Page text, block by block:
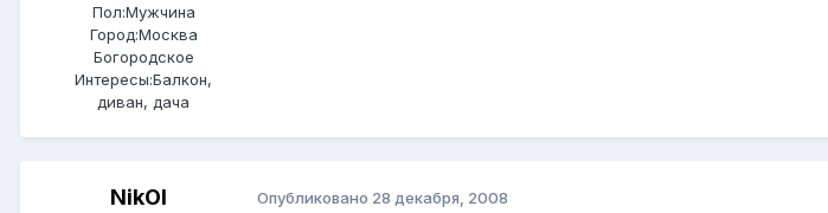
Пол:Мужчина
Город:Москва
Богородское
Интересы:Балкон,
диван, дача
NikOl Опубликовано 28 декабря, 2008